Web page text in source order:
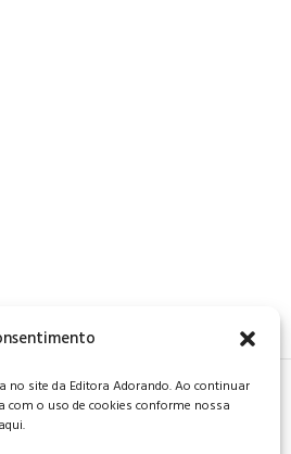
no site da Editora Adorando. Ao continuar
com o uso de cookies conforme nossa